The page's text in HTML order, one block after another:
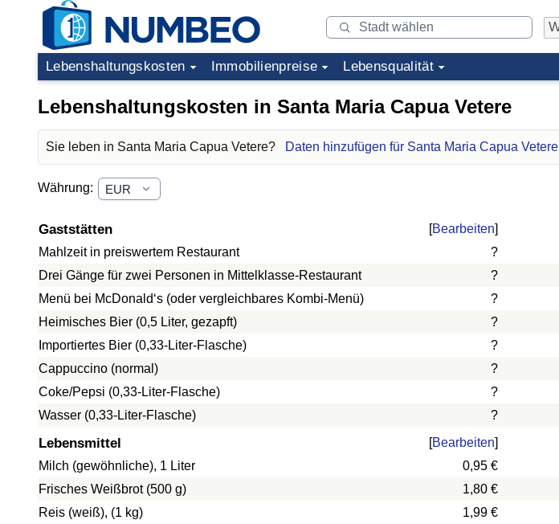
Lebenshaltungskosten Immobilienpreise Lebensqualität
Lebenshaltungskosten in Santa Maria Capua Vetere
Sie leben in Santa Maria Capua Vetere? Daten hinzufügen für Santa Maria Capua Vetere
Währung:
Gaststätten [Bearbeiten]
Mahlzeit in preiswertem Restaurant
?
Drei Gänge für zwei Personen in Mittelklasse-Restaurant
?
Menü bei McDonald‘s (oder vergleichbares Kombi-Menü)
?
Heimisches Bier (0,5 Liter, gezapft)
?
Importiertes Bier (0,33-Liter-Flasche)
?
Cappuccino (normal)
?
Coke/Pepsi (0,33-Liter-Flasche)
?
Wasser (0,33-Liter-Flasche)
?
Lebensmittel [Bearbeiten]
Milch (gewöhnliche), 1 Liter
0,95 €
Frisches Weißbrot (500 g)
1,80 €
Reis (weiß), (1 kg)
1,99 €